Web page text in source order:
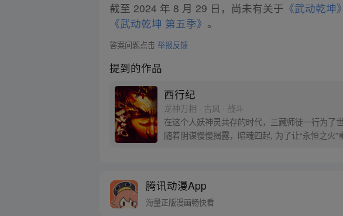
截至 2024 年 8 月 29 日，尚未有关于 《武动乾坤》
《武动乾坤 第五季》 。
答案问题点击举报反馈
提到的作品
西行纪
龙神万相 · 古风 · 战斗
在这个人妖神灵共存的时代，三藏师徒一行为了
随着阴谋慢慢揭露，暗魂四起, 为了让“永恒之火
腾讯动漫App
海量正版漫画畅快看